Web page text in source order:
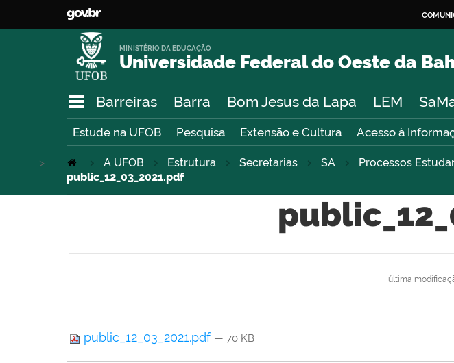
Universidade Federal do Oeste da
MINISTÉRIO DA EDUCAÇÃO
Barreiras Barra Bom Jesus da Lapa LEM
Estude na UFOB Pesquisa Extensão e Cultura Acesso à
A UFOB Estrutura Secretarias SA Processos
>
public_12_03_2021.pdf
última
public_12_03_2021.pdf — 70 KB